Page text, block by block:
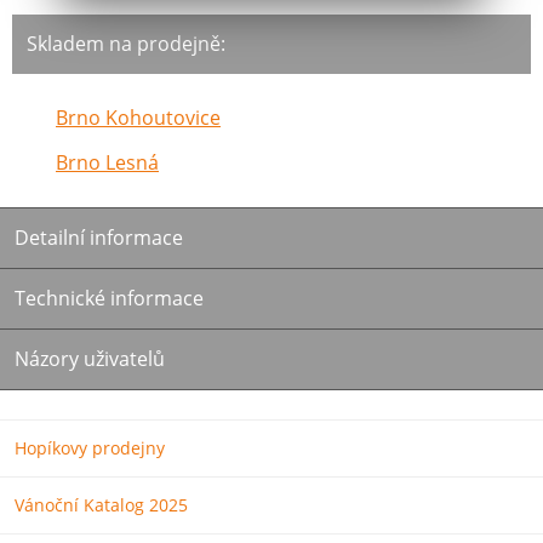
Skladem na prodejně:
Brno Kohoutovice
Brno Lesná
Detailní informace
Technické informace
Názory uživatelů
Hopíkovy prodejny
Vánoční Katalog 2025